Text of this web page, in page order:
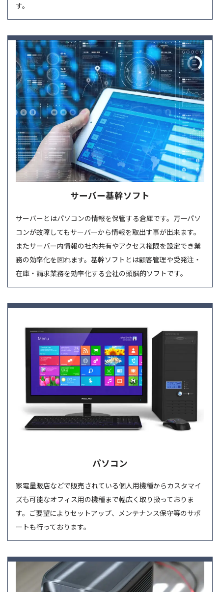
す。
サーバー基幹ソフト
サーバーとはパソコンの情報を保管する倉庫です。万一パソ
コンが故障してもサーバーから情報を取出す事が出来ます。
またサーバー内情報の社内共有やアクセス権限を設定でき業
務の効率化を図れます。基幹ソフトとは顧客管理や受発注・
在庫・請求業務を効率化する会社の頭脳的ソフトです。
パソコン
家電量販店などで販売されている個人用機種からカスタマイ
ズも可能なオフィス用の機種まで幅広く取り扱っておりま
す。ご要望によりセットアップ、メンテナンス保守等のサポ
ートも行っております。